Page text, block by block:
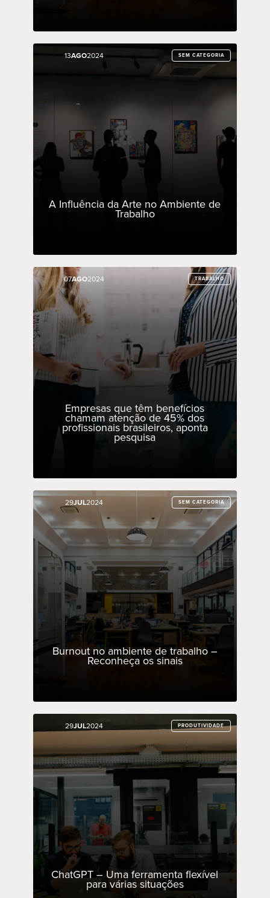
13AGO2024 SEM CATEGORIA
A Influência da Arte no Ambiente de
Trabalho
13AGO2024 SEM CATEGORIA
07AGO2024 TRABALHO
Empresas que têm benefícios
chamam atenção de 45% dos
profissionais brasileiros, aponta
pesquisa
07AGO2024 TRABALHO
29JUL2024 SEM CATEGORIA
Burnout no ambiente de trabalho –
Reconheça os sinais
29JUL2024 SEM CATEGORIA
29JUL2024 PRODUTIVIDADE
ChatGPT – Uma ferramenta flexível
para várias situações
29JUL2024 PRODUTIVIDADE